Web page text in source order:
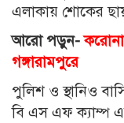
এলাকায় শোকের
আরো পড়ুন- করোনা
গঙ্গারামপুরে
পুলিশ ও স্থানিও
বি এস এফ ক্যাম্প